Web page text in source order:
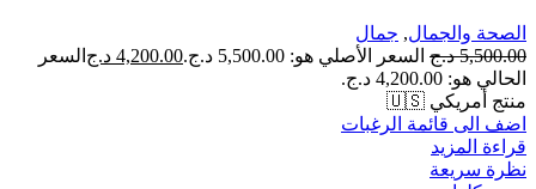
الصحة والجمال, جمال
5,500.00 د.ج السعر الأصلي هو: 5,500.00 د.ج. 4,200.00 د.ج السعر
الحالي هو: 4,200.00 د.ج.
منتج أمريكي 🇺🇸
اضف الى قائمة الرغبات
قراءة المزيد
نظرة سريعة